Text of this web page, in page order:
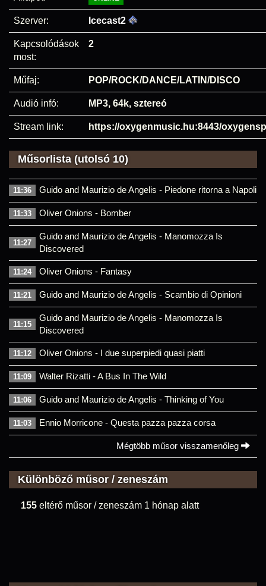
Szerver: Icecast2
Kapcsolódások
most:
2
Műfaj: POP/ROCK/DANCE/LATIN/DISCO
Audió infó: MP3, 64k, sztereó
Stream link: https://oxygenmusic.hu:8443/
Műsorlista (utolsó 10)
11:36 Guido and Maurizio de Angelis - Piedone ritorna a Napoli
11:33 Oliver Onions - Bomber
11:27
Guido and Maurizio de Angelis - Manomozza Is
Discovered
11:24 Oliver Onions - Fantasy
11:21 Guido and Maurizio de Angelis - Scambio di Opinioni
11:15
Guido and Maurizio de Angelis - Manomozza Is
Discovered
11:12 Oliver Onions - I due superpiedi quasi piatti
11:09 Walter Rizatti - A Bus In The Wild
11:06 Guido and Maurizio de Angelis - Thinking of You
11:03 Ennio Morricone - Questa pazza pazza corsa
Mégtöbb műsor visszamenőleg
Különböző műsor / zeneszám
155 eltérő műsor / zeneszám 1 hónap alatt